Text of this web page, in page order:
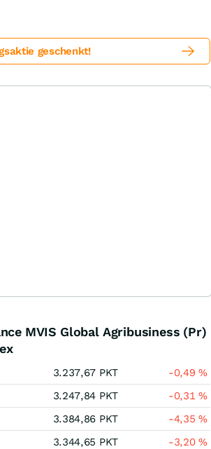
geschenkt!
MVIS Global Agribusiness (Pr)
3.237,67 PKT -0,49%
3.247,84 PKT -0,31%
3.384,86 PKT -4,35%
3.344,65 PKT -3,20%